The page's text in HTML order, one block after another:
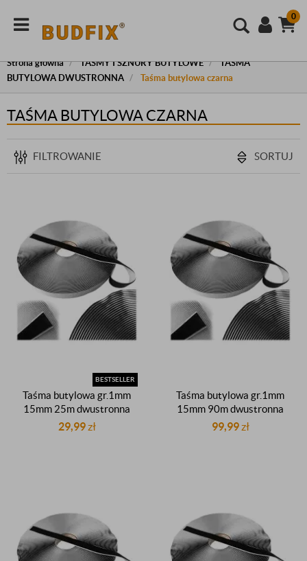
0
Strona główna TAŚMY I SZNURY BUTYLOWE
TAŚMA
BUTYLOWA DWUSTRONNA
Taśma butylowa czarna
TAŚMA BUTYLOWA CZARNA
FILTROWANIE SORTUJ
BESTSELLER
Taśma butylowa gr.1mm
15mm 25m dwustronna
czarna dekarska butyl
29,99zł
Taśma butylowa gr.1mm
15mm 90m dwustronna
czarna dekarska butyl
99,99zł